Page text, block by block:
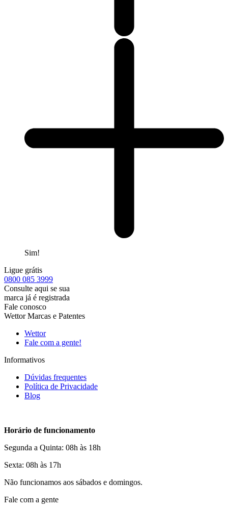
Sim!
Ligue grátis
0800 085 3999
Consulte aqui se sua
marca já é registrada
Fale conosco
Wettor Marcas e Patentes
Wettor
Fale com a gente!
Informativos
Dúvidas frequentes
Política de Privacidade
Blog
Horário de funcionamento
Segunda a Quinta: 08h às 18h
Sexta: 08h às 17h
Não funcionamos aos sábados e domingos.
Fale com a gente